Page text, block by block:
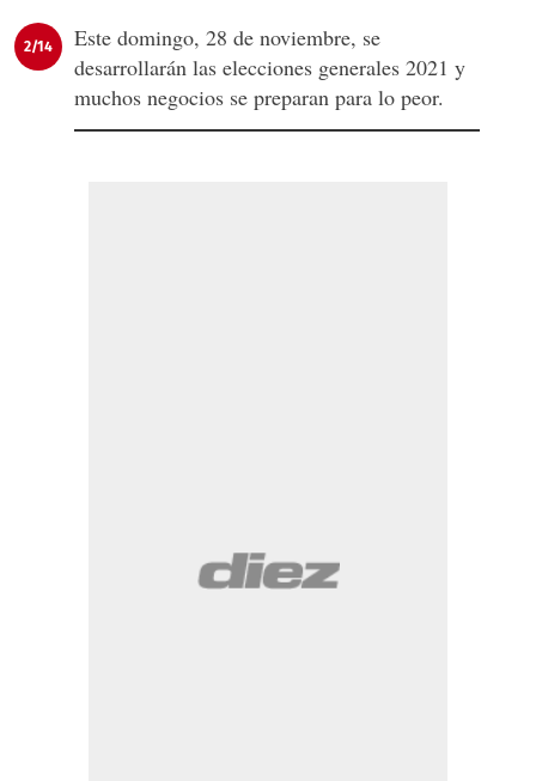
2/14
Este domingo, 28 de noviembre, se
desarrollarán las elecciones generales 2021 y
muchos negocios se preparan para lo peor.